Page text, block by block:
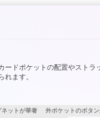
ドポケットの配置やスト
ます。
ットが華奢 外ポケットのボタ